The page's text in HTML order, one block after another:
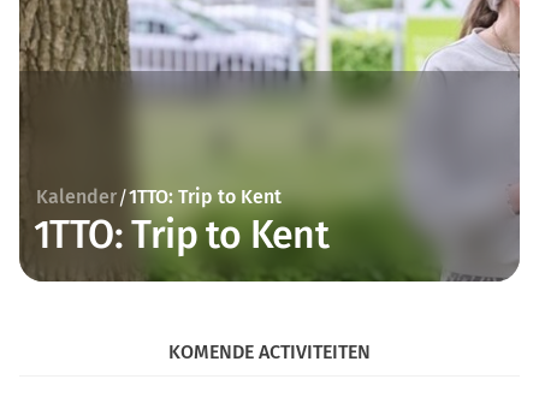
Kalender/1TTO: Trip to Kent
1TTO: Trip to Kent
KOMENDE ACTIVITEITEN